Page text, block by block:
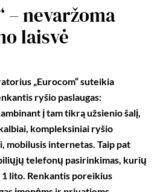
– nevaržoma
laisvė
„Eurocom“ suteikia
ryšio paslaugas:
į tam tikrą užsienio šalį,
kompleksiniai ryšio
mobilusis internetas. Taip pat
telefonų pasirinkimas, kurių
lito. Renkantis poreikius